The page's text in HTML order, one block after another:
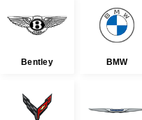
Bentley BMW